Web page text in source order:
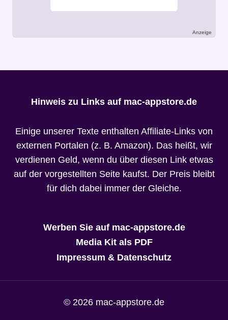
Anzeige
Hinweis zu Links auf mac-appstore.de
Einige unserer Texte enthalten Affiliate-Links von
externen Portalen (z. B. Amazon). Das heißt, wir
verdienen Geld, wenn du über diesen Link etwas
auf der vorgestellten Seite kaufst. Der Preis bleibt
für dich dabei immer der Gleiche.
Werben Sie auf mac-appstore.de
Media Kit als PDF
Impressum & Datenschutz
© 2026 mac-appstore.de